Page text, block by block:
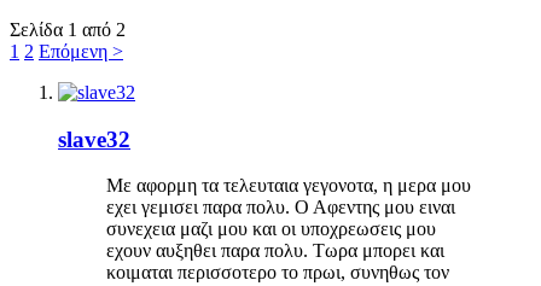
Σελίδα 1 από 2
1 2 Επόμενη >
slave32
Με αφορμη τα τελευταια γεγονοτα, η μερα μου
εχει γεμισει παρα πολυ. Ο Αφεντης μου ειναι
συνεχεια μαζι μου και οι υποχρεωσεις μου
εχουν αυξηθει παρα πολυ. Τωρα μπορει και
κοιμαται περισσοτερο το πρωι, συνηθως τον